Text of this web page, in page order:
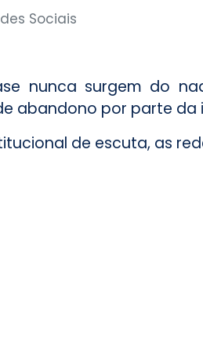
Sociais
nunca surgem do
abandono por parte da
de escuta, as